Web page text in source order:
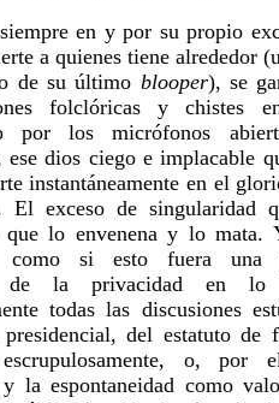
en y por su propio
a quienes tiene alrededor
de su último blooper), se
folclóricas y chistes
por los micrófonos
ese dios ciego e implacable
instantáneamente en el
El exceso de singularidad
lo envenena y lo mata.
como si esto fuera una
de la privacidad en lo
todas las discusiones
del estatuto de
escrupulosamente, o,
y la espontaneidad como